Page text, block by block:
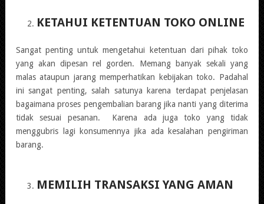
KETAHUI KETENTUAN TOKO ONLINE
Sangat penting untuk mengetahui ketentuan dari pihak toko
yang akan dipesan rel gorden. Memang banyak sekali yang
malas ataupun jarang memperhatikan kebijakan toko. Padahal
ini sangat penting, salah satunya karena terdapat penjelasan
bagaimana proses pengembalian barang jika nanti yang diterima
tidak sesuai pesanan. Karena ada juga toko yang tidak
menggubris lagi konsumennya jika ada kesalahan pengiriman
barang.
MEMILIH TRANSAKSI YANG AMAN